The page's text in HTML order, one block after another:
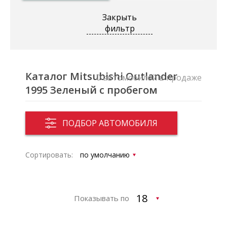
Закрыть
фильтр
Каталог Mitsubishi Outlander
1995 Зеленый с пробегом
ПОДБОР АВТОМОБИЛЯ
0 автомобилей в продаже
Сортировать:
Показывать по